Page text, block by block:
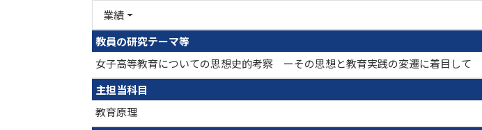
業績
教員の研究テーマ等
女子高等教育についての思想史的考察 ーその思想と教育実践の変遷に着目して
主担当科目
教育原理